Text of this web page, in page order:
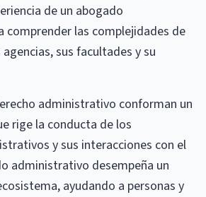
de un abogado
comprender las complejidades de
sus facultades y su
administrativo conforman un
rige la conducta de los
y sus interacciones con el
administrativo desempeña un
ayudando a personas y